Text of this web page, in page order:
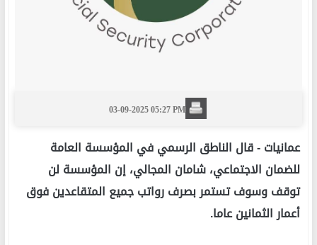
03-09-2025 05:27 PM
عمانيات -قال الناطق الرسمي في المؤسسة العامة
للضمان الاجتماعي، شامان المجالي، إن المؤسسة لن
توقف وسوف تستمر بصرف رواتب جميع المتقاعدين فوق
أعمار الثمانين عاما.